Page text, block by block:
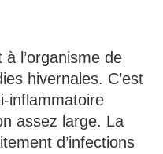
l’organisme de
hivernales. C’est
inflammatoire
assez large. La
d’infections